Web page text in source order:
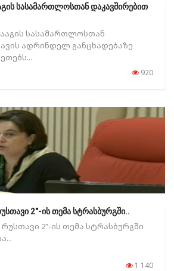
სასამართლოსთან დაკავშირებით
სასამართლოსთან
ადრინდელ განცხადებაზე
920
2"-ის თემა სტრასბურგში..
რუსთავი 2"-ის თემა სტრასბურგში
1 140